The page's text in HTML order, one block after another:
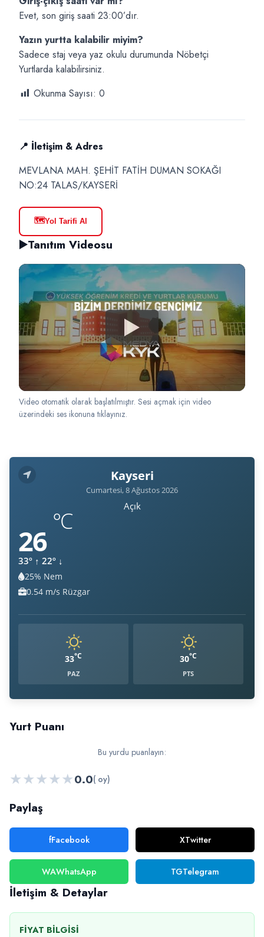
Evet, son giriş saati 23:00’dır.
Yazın yurtta kalabilir miyim?
Sadece staj veya yaz okulu durumunda Nöbetçi
Yurtlarda kalabilirsiniz.
Okunma Sayısı: 0
📍 İletişim & Adres
MEVLANA MAH. ŞEHİT FATİH DUMAN SOKAĞI
NO:24 TALAS/KAYSERİ
🗺️Yol Tarifi Al
▶️Tanıtım Videosu
Video otomatik olarak başlatılmıştır. Sesi açmak için video
üzerindeki ses ikonuna tıklayınız.
Kayseri
Cumartesi, 8 Ağustos 2026
Açık
26
°C
33º ↑ 22º ↓
Nem:
25% Nem
Rüzgar:
0.54 m/s Rüzgar
33°C
PAZ
30°C
PTS
Yurt Puanı
Bu yurdu puanlayın:
★★★★★0.0( oy)
Paylaş
fFacebook XTwitter
WAWhatsApp TGTelegram
İletişim & Detaylar
FIYAT BILGISI